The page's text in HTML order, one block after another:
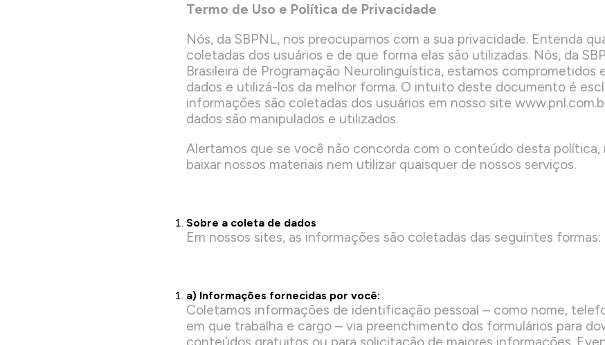
Termo de Uso e Política de Privacidade
Nós, da SBPNL, nos preocupamos com a sua privacidade. Entenda
coletadas dos usuários e de que forma elas são utilizadas. Nós, da
Brasileira de Programação Neurolinguística, estamos comprometidos
dados e utilizá-los da melhor forma. O intuito deste documento é
informações são coletadas dos usuários em nosso site
dados são manipulados e utilizados.
Alertamos que se você não concorda com o conteúdo desta política,
baixar nossos materiais nem utilizar quaisquer de nossos serviços.
Sobre a coleta de dados
Em nossos sites, as informações são coletadas das seguintes formas:
a) Informações fornecidas por você:
Coletamos informações de identificação pessoal – como nome,
em que trabalha e cargo – via preenchimento dos formulários para